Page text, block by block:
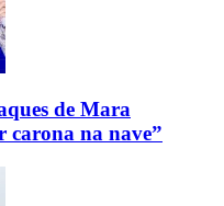
de Mara
carona na nave”